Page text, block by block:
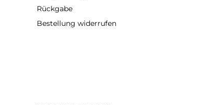
Rückgabe
Bestellung widerrufen